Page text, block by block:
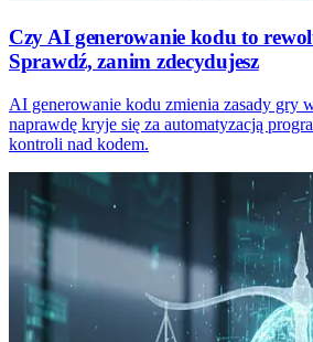
Czy AI generowanie kodu to
Sprawdź, zanim zdecydujesz
AI generowanie kodu zmienia zasady gry
naprawdę kryje się za automatyzacją
kontroli nad kodem.